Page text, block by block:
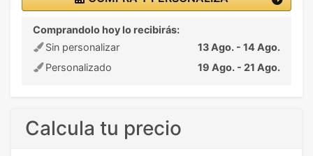
Comprandolo hoy lo recibirás:
Sin personalizar
13 Ago. - 14 Ago.
Personalizado
19 Ago. - 21 Ago.
Calcula tu precio